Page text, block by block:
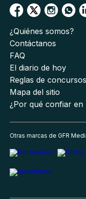
¿Quiénes somos?
Contáctanos
FAQ
El diario de hoy
Reglas de concursos
Mapa del sitio
¿Por qué confiar en
Otras marcas de GFR